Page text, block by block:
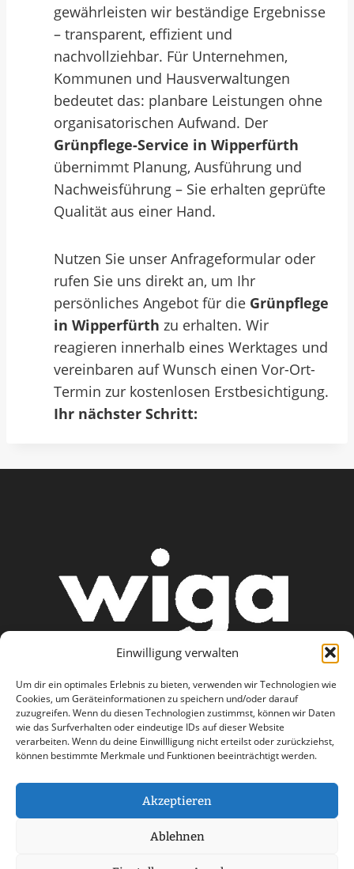
Einwilligung verwalten
Um dir ein optimales Erlebnis zu bieten, verwenden wir Technologien wie
Cookies, um Geräteinformationen zu speichern und/oder darauf
zuzugreifen. Wenn du diesen Technologien zustimmst, können wir Daten
wie das Surfverhalten oder eindeutige IDs auf dieser Website
verarbeiten. Wenn du deine Einwillligung nicht erteilst oder zurückziehst,
können bestimmte Merkmale und Funktionen beeinträchtigt werden.
Akzeptieren
Ablehnen
gewährleisten wir beständige Ergebnisse
– transparent, effizient und
nachvollziehbar. Für Unternehmen,
Kommunen und Hausverwaltungen
bedeutet das: planbare Leistungen ohne
organisatorischen Aufwand. Der
Grünpflege-Service in Wipperfürth
übernimmt Planung, Ausführung und
Nachweisführung – Sie erhalten geprüfte
Qualität aus einer Hand.
Nutzen Sie unser Anfrageformular oder
rufen Sie uns direkt an, um Ihr
persönliches Angebot für die Grünpflege
in Wipperfürth zu erhalten. Wir
reagieren innerhalb eines Werktages und
vereinbaren auf Wunsch einen Vor-Ort-
Termin zur kostenlosen Erstbesichtigung.
Ihr nächster Schritt:
AGB
Datenschutzerklärung
Haftungsausschluss
Impressum
Kontakt